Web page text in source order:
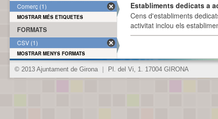
Establiments dedicats a
Cens d'establiments
activitat inclou els
Comerç (1)
MOSTRAR MÉS ETIQUETES
FORMATS
CSV (1)
MOSTRAR MENYS FORMATS
© 2013 Ajuntament de Girona Pl. del Vi, 1. 17004 GIRONA